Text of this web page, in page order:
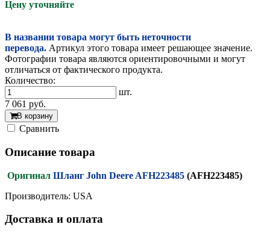
Цену уточняйте
В названии товара могут быть неточности
перевода. Артикул этого товара имеет решающее значение.
Фотографии товара являются ориентировочными и могут
отличаться от фактического продукта.
Количество:
шт.
7 061 руб.
В корзину
Cравнить
Описание товара
Оригинал Шланг John Deere AFH223485 (AFH223485)
Производитель: USA
Доставка и оплата